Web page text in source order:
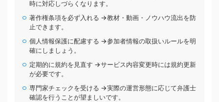
時に対応しづらくなります。
著作権条項を必ず入れる →教材・動画・ノウハウ流出を防
止できます。
個人情報保護に配慮する →参加者情報の取扱いルールを明
確にしましょう。
定期的に規約を見直す →サービス内容変更時には規約更新
が必要です。
専門家チェックを受ける →実際の運営形態に応じて弁護士
確認を行うことが望ましいです。